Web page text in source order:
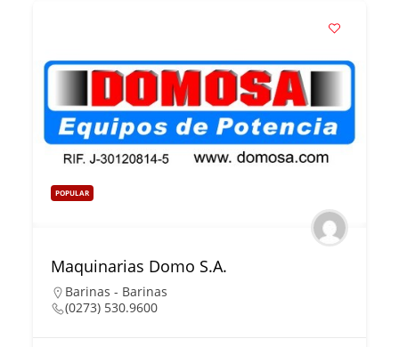
POPULAR
Maquinarias Domo S.A.
Barinas - Barinas
(0273) 530.9600